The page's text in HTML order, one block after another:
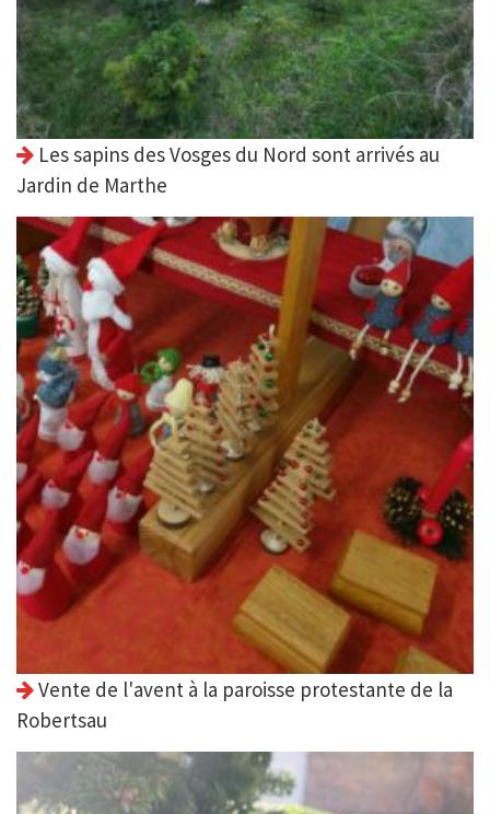
Les sapins des Vosges du Nord sont arrivés au
Jardin de Marthe
Vente de l'avent à la paroisse protestante de la
Robertsau